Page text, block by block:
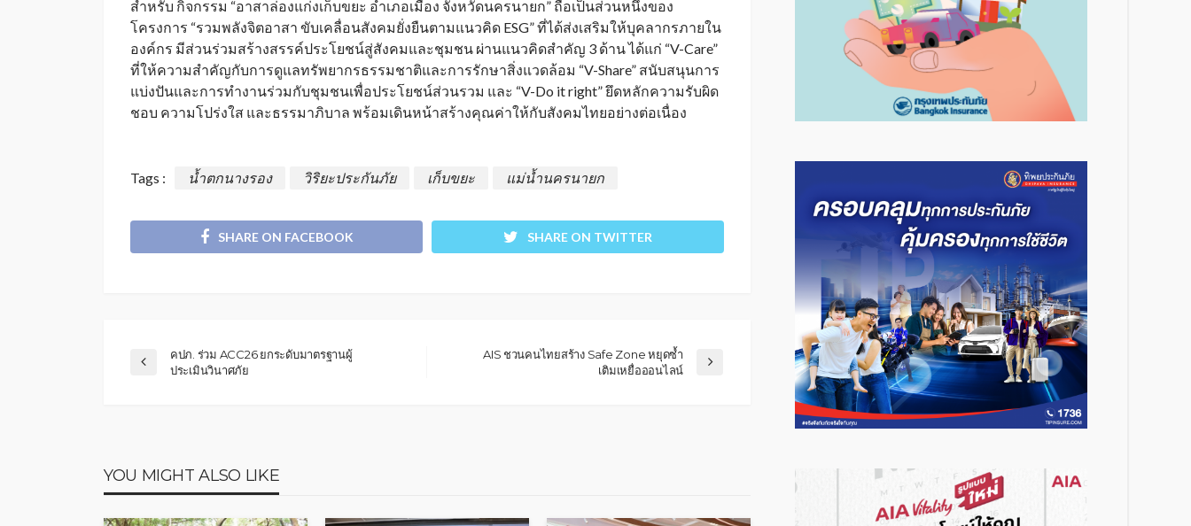
สำหรับ กิจกรรม “อาสาล่องแก่งเก็บขยะ อำเภอเมือง จังหวัดนครนายก” ถือเป็นส่วนหนึ่งของ
โครงการ “รวมพลังจิตอาสา ขับเคลื่อนสังคมยั่งยืนตามแนวคิด ESG” ที่ได้ส่งเสริมให้บุคลากรภายใน
องค์กร มีส่วนร่วมสร้างสรรค์ประโยชน์สู่สังคมและชุมชน ผ่านแนวคิดสำคัญ 3 ด้าน ได้แก่ “V-Care”
ที่ให้ความสำคัญกับการดูแลทรัพยากรธรรมชาติและการรักษาสิ่งแวดล้อม “V-Share” สนับสนุนการ
แบ่งปันและการทำงานร่วมกับชุมชนเพื่อประโยชน์ส่วนรวม และ “V-Do it right” ยึดหลักความรับผิด
ชอบ ความโปร่งใส และธรรมาภิบาล พร้อมเดินหน้าสร้างคุณค่าให้กับสังคมไทยอย่างต่อเนื่อง
Tags : น้ำตกนางรอง วิริยะประกันภัย เก็บขยะ แม่น้ำนครนายก
SHARE ON FACEBOOK SHARE ON TWITTER
คปภ. ร่วม ACC26 ยกระดับมาตรฐานผู้
ประเมินวินาศภัย
AIS ชวนคนไทยสร้าง Safe Zone หยุดซ้ำ
เติมเหยื่อออนไลน์
YOU MIGHT ALSO LIKE